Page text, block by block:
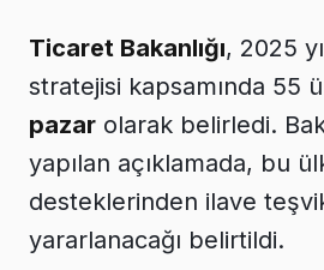
Ticaret Bakanlığı, 2025
stratejisi kapsamında 55
pazar olarak belirledi.
yapılan açıklamada, bu
desteklerinden ilave
yararlanacağı belirtildi.